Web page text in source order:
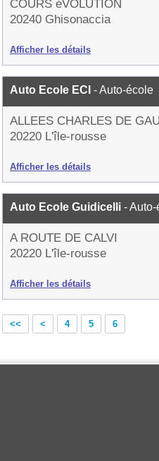
COURS éVOLUTION
20240 Ghisonaccia
Afficher les détails
Auto Ecole ECI - Auto-école
ALLEES CHARLES DE
20220 L'île-rousse
Afficher les détails
Auto Ecole Guidicelli -
A ROUTE DE CALVI
20220 L'île-rousse
Afficher les détails
<< < 4 5 6